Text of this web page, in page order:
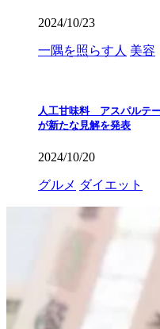
2024/10/23
一隅を照らす人 美容
人工甘味料 アスパルテ
が新たな見解を発表
2024/10/20
グルメ ダイエット